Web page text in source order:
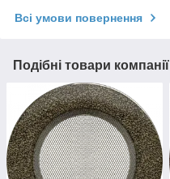
Всі умови повернення
Подібні товари компанії